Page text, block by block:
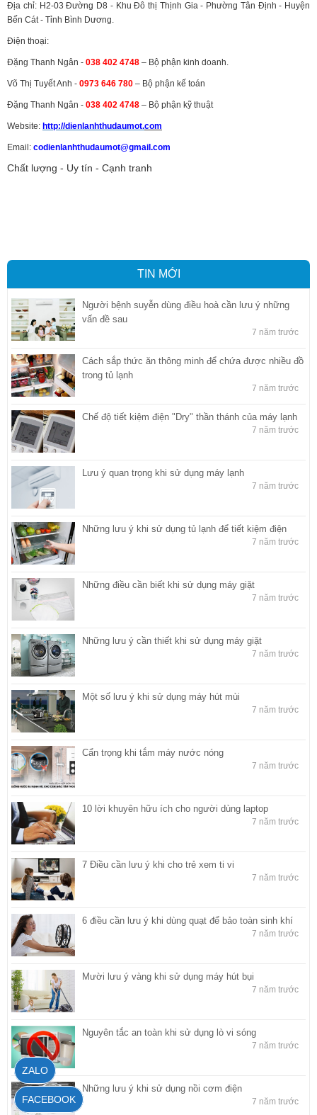
Địa chỉ: H2-03 Đường D8 - Khu Đô thị Thịnh Gia - Phường Tân Định - Huyện
Bến Cát - Tỉnh Bình Dương.
Điện thoại:
Đặng Thanh Ngân - 038 402 4748 – Bộ phận kinh doanh.
Võ Thị Tuyết Anh - 0973 646 780 – Bộ phận kế toán
Đặng Thanh Ngân - 038 402 4748 – Bộ phận kỹ thuật
Website: http://dienlanhthudaumot.com
Email: codienlanhthudaumot@gmail.com
Chất lượng - Uy tín - Cạnh tranh
TIN MỚI
Người bệnh suyễn dùng điều hoà cần lưu ý những
vấn đề sau
7 năm trước
Cách sắp thức ăn thông minh để chứa được nhiều đồ
trong tủ lạnh
7 năm trước
Chế độ tiết kiệm điện "Dry" thần thánh của máy lạnh
7 năm trước
Lưu ý quan trọng khi sử dụng máy lạnh
7 năm trước
Những lưu ý khi sử dụng tủ lạnh để tiết kiệm điện
7 năm trước
Những điều cần biết khi sử dụng máy giặt
7 năm trước
Những lưu ý cần thiết khi sử dụng máy giặt
7 năm trước
Một số lưu ý khi sử dụng máy hút mùi
7 năm trước
Cẩn trọng khi tắm máy nước nóng
7 năm trước
10 lời khuyên hữu ích cho người dùng laptop
7 năm trước
7 Điều cần lưu ý khi cho trẻ xem ti vi
7 năm trước
6 điều cần lưu ý khi dùng quạt để bảo toàn sinh khí
7 năm trước
Mười lưu ý vàng khi sử dụng máy hút bụi
7 năm trước
Nguyên tắc an toàn khi sử dụng lò vi sóng
7 năm trước
Những lưu ý khi sử dụng nồi cơm điện
7 năm trước
ZALO
FACEBOOK